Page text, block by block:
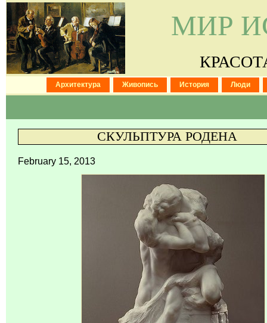
МИР
Архитектура Живопись История Люди
СКУЛЬПТУРА РОДЕНА
February 15, 2013